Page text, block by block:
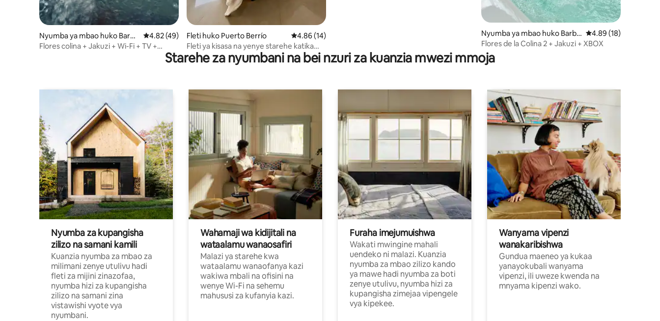
Nyumba ya mbao huko Barbo
sa
Ukadiriaji wa wastani wa 4.82 kati ya 5, tathmini 49
4.82 (49)
Flores colina + Jakuzi + Wi-Fi + TV +
Fleti huko Puerto Berrío Ukadiriaji wa wastani wa 4.86 kati ya 5, tathmini 14
4.86 (14)
Fleti ya kisasa na yenye starehe katika
Puerto Berrío
Nyumba ya mbao huko Barbo
sa
Ukadiriaji wa wastani
4.89 (18)
Flores de la Colina 2 + Jakuzi + XBOX
Starehe za nyumbani na bei nzuri za kuanzia mwezi mmoja
Nyumba za kupangisha
zilizo na samani kamili
Kuanzia nyumba za mbao za
milimani zenye utulivu hadi
fleti za mijini zinazofaa,
nyumba hizi za kupangisha
zilizo na samani zina
vistawishi vyote vya
nyumbani.
Wahamaji wa kidijitali na
wataalamu wanaosafiri
Malazi ya starehe kwa
wataalamu wanaofanya kazi
wakiwa mbali na ofisini na
wenye Wi-Fi na sehemu
mahususi za kufanyia kazi.
Furaha imejumuishwa
Wakati mwingine mahali
uendeko ni malazi. Kuanzia
nyumba za mbao zilizo kando
ya mawe hadi nyumba za boti
zenye utulivu, nyumba hizi za
kupangisha zimejaa vipengele
vya kipekee.
Wanyama vipenzi
wanakaribishwa
Gundua maeneo ya kukaa
yanayokubali wanyama
vipenzi, ili uweze kwenda na
mnyama kipenzi wako.